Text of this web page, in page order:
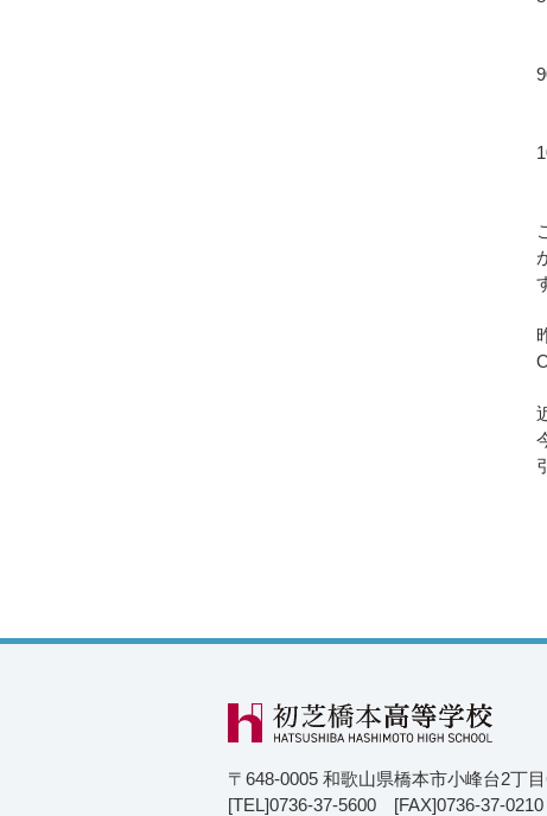
〒648-0005 和歌山県橋本市小峰台2丁
[TEL]0736-37-5600 [FAX]0736-37-0210